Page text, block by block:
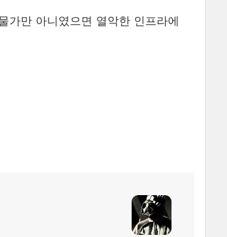
가만 아니였으면 열악한 인프라에